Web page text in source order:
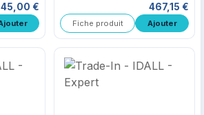
45,00 € 467,15 €
Fiche produit